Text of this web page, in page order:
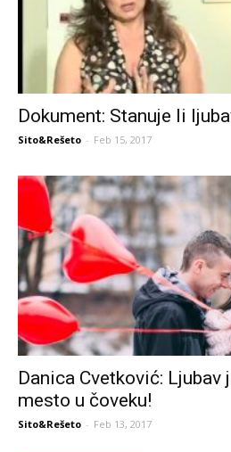
Dokument: Stanuje li
Sito&Rešeto - Feb 15, 2017
Danica Cvetković: Ljubav
mesto u čoveku!
Sito&Rešeto - Feb 13, 2017